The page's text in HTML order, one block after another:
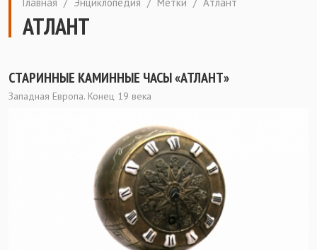
АТЛАНТ
СТАРИННЫЕ КАМИННЫЕ ЧАСЫ «АТЛАНТ»
Западная Европа. Конец 19 века